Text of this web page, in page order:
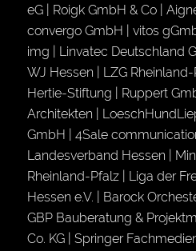
eG | Roigk GmbH & Co |
convergo GmbH | vitos
img | Linvatec Deutschland
WJ Hessen | LZG Rheinland-
Hertie-Stiftung | Ruppert
Architekten |
GmbH | 4Sale
Landesverband Hessen |
Rheinland-Pfalz | Liga der
Hessen e.V. | Barock
GBP Bauberatung &
Co. KG | Springer